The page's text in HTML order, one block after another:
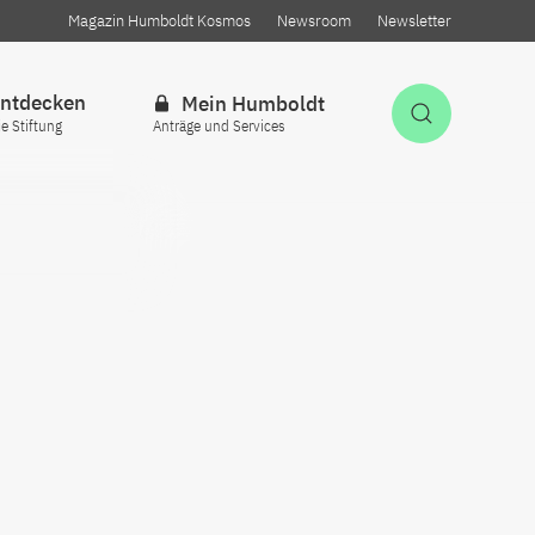
Magazin Humboldt Kosmos Newsroom Newsletter
Stiftung
Mein Humboldt
Anträge und Services